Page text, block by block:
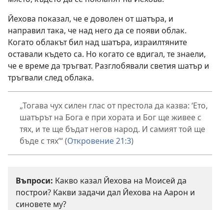
Йехова показал, че е доволен от шатъра, и
направил така, че над него да се появи облак.
Когато облакът бил над шатъра, израилтяните
оставали където са. Но когато се вдигал, те знаели,
че е време да тръгват. Разглобявали светия шатър и
тръгвали след облака.
„Тогава чух силен глас от престола да казва: ‘Ето,
шатърът на Бога е при хората и Бог ще живее с
тях, и те ще бъдат негов народ. И самият той ще
бъде с тях’“ (Откровение 21:3)
Въпроси: Какво казал Йехова на Моисей да
построи? Какви задачи дал Йехова на Аарон и
синовете му?